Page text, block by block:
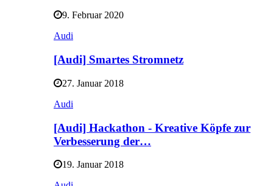
9. Februar 2020
Audi
[Audi] Smartes Stromnetz
27. Januar 2018
Audi
[Audi] Hackathon - Kreative Köpfe zur
Verbesserung der…
19. Januar 2018